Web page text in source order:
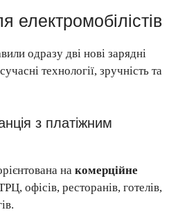
електромобілістів
одразу дві нові зарядні
технології, зручність та
з платіжним
на комерційне
офісів, ресторанів, готелів,